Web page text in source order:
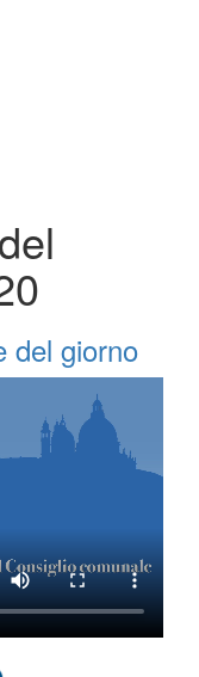
del giorno